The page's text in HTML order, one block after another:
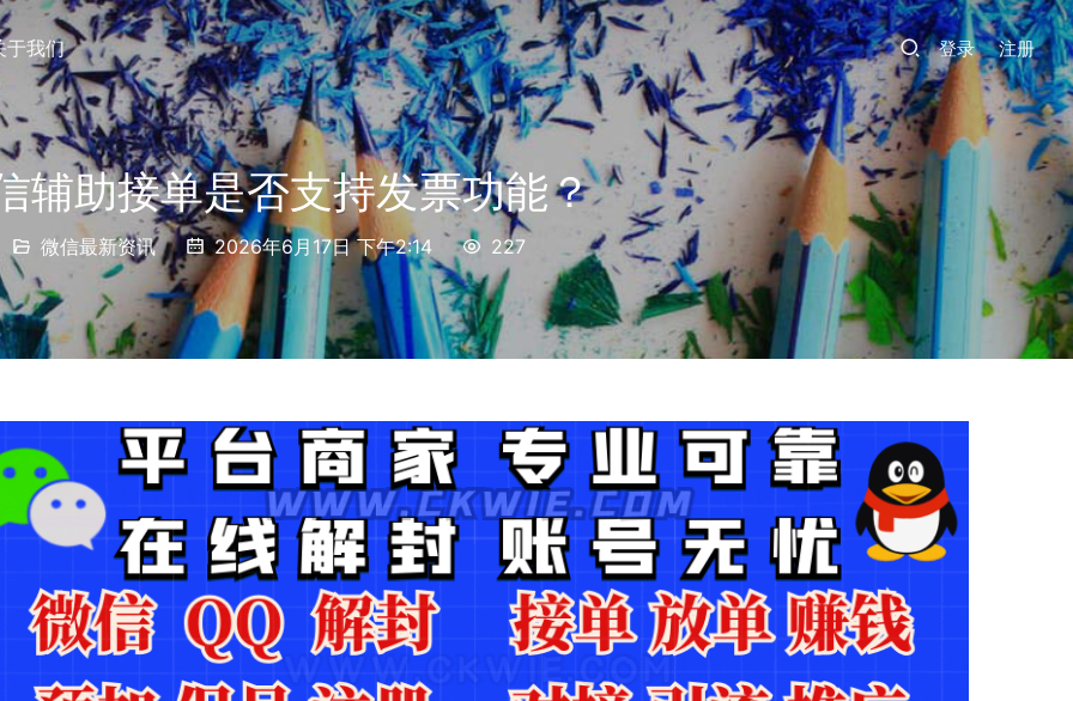
于我们 登录 注册
辅助接单是否支持发票功能？
微信最新资讯 2026年6月17日 下午2:14 227